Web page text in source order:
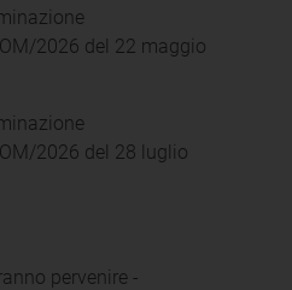
2026 del 22 maggio
2026 del 28 luglio
pervenire -